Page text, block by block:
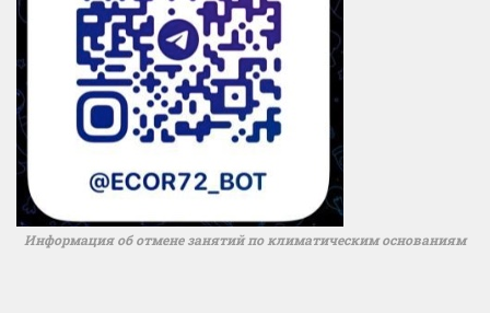
Информация об отмене занятий по климатическим основаниям